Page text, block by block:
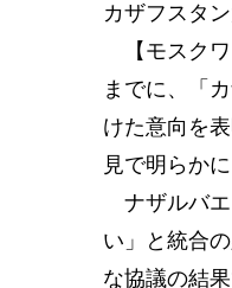
カザフスタ
【モスクワ
までに、「
けた意向を
見で明らかに
ナザルバエ
い」と統合
な協議の結